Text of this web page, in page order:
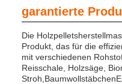
garantierte
Die
Produkt, das für die
mit verschiedenen
Reisschale, Holzsäge,